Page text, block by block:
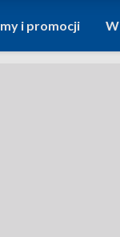
i promocji